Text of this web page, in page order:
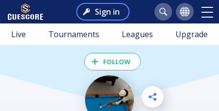
Sign in
Live Tournaments Leagues Upgrade
FOLLOW